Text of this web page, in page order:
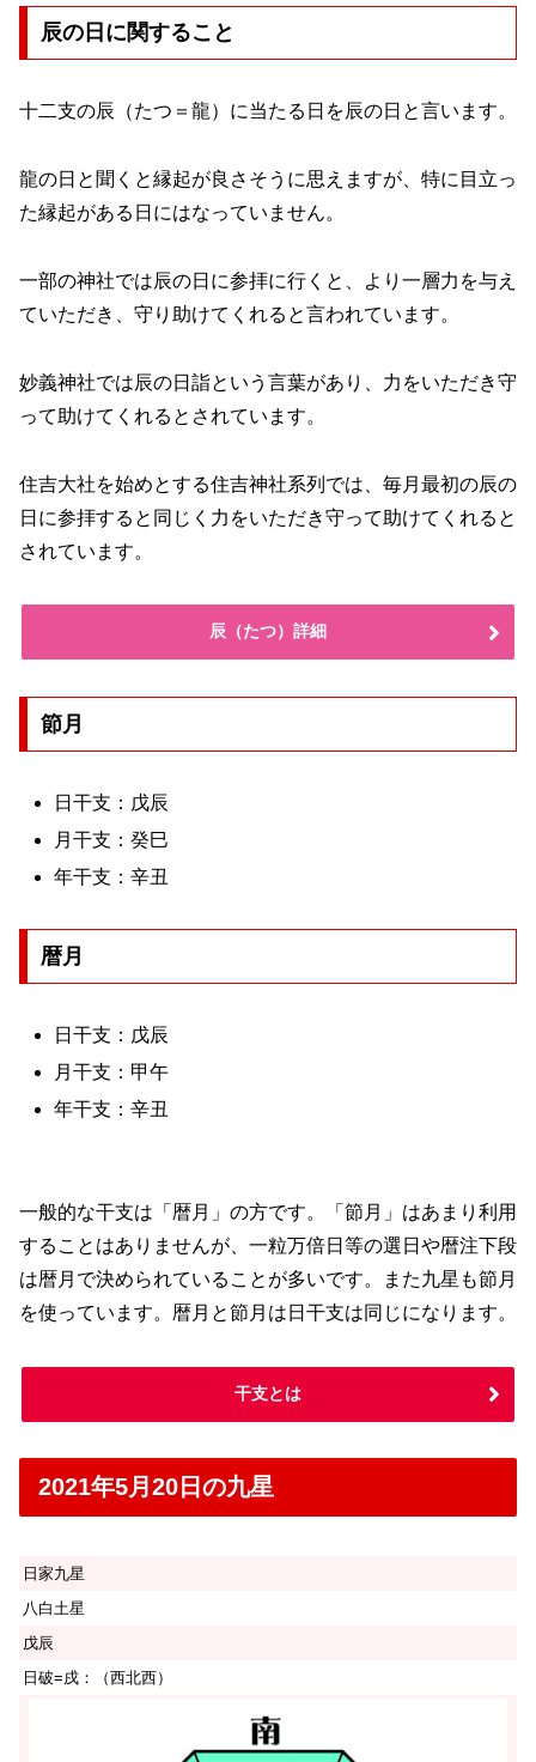
辰の日に関すること
十二支の辰（たつ＝龍）に当たる日を辰の日と言います。
龍の日と聞くと縁起が良さそうに思えますが、特に目立っ
た縁起がある日にはなっていません。
一部の神社では辰の日に参拝に行くと、より一層力を与え
ていただき、守り助けてくれると言われています。
妙義神社では辰の日詣という言葉があり、力をいただき守
って助けてくれるとされています。
住吉大社を始めとする住吉神社系列では、毎月最初の辰の
日に参拝すると同じく力をいただき守って助けてくれると
されています。
辰（たつ）詳細
節月
日干支：戊辰
月干支：癸巳
年干支：辛丑
暦月
日干支：戊辰
月干支：甲午
年干支：辛丑
一般的な干支は「暦月」の方です。「節月」はあまり利用
することはありませんが、一粒万倍日等の選日や暦注下段
は暦月で決められていることが多いです。また九星も節月
を使っています。暦月と節月は日干支は同じになります。
干支とは
2021年5月20日の九星
日家九星
八白土星
戊辰
日破=戌：（西北西）